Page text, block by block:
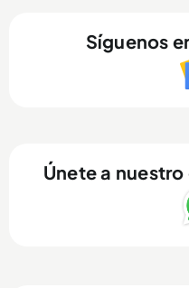
Síguenos
Únete a